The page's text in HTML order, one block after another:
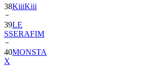
38KiiiKiii
39LE
SSERAFIM
40MONSTA
X